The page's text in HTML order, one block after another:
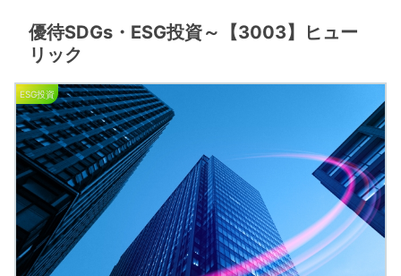
優待SDGs・ESG投資～【3003】ヒュー
リック
ESG投資